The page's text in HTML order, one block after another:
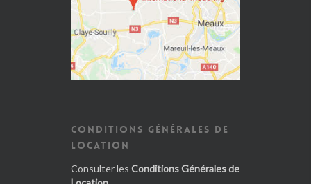
CONDITIONS GÉNÉRALES DE
LOCATION
Consulter les Conditions Générales de